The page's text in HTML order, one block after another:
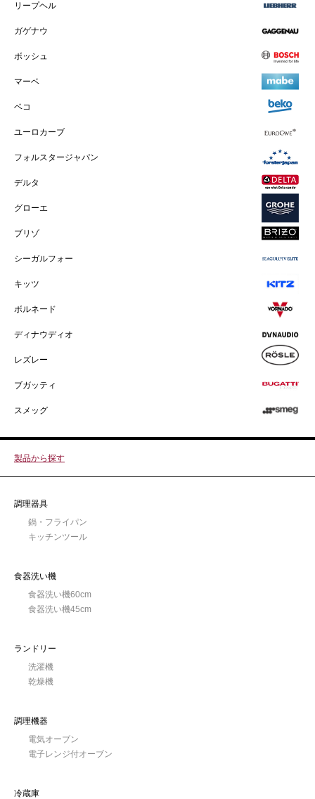
リープヘル
ガゲナウ
ボッシュ
マーベ
ベコ
ユーロカーブ
フォルスタージャパン
デルタ
グローエ
ブリゾ
シーガルフォー
キッツ
ボルネード
ディナウディオ
レズレー
ブガッティ
スメッグ
製品から探す
調理器具
鍋・フライパン
キッチンツール
食器洗い機
食器洗い機60cm
食器洗い機45cm
ランドリー
洗濯機
乾燥機
調理機器
電気オーブン
電子レンジ付オーブン
冷蔵庫